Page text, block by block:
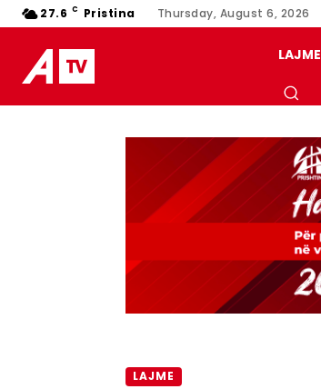
27.6 C Pristina Thursday, August 6, 2026
LAJME
LAJME